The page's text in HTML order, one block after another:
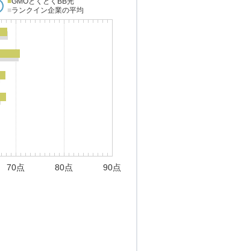
■ランクイン企業の平均
70点 80点 90点